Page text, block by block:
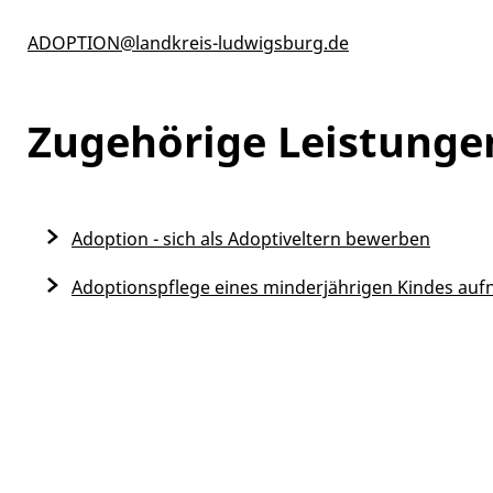
ADOPTION@landkreis-ludwigsburg.de
Zugehörige
Adoption - sich als Adoptiveltern bewerben
Adoptionspflege eines minderjährigen Kindes